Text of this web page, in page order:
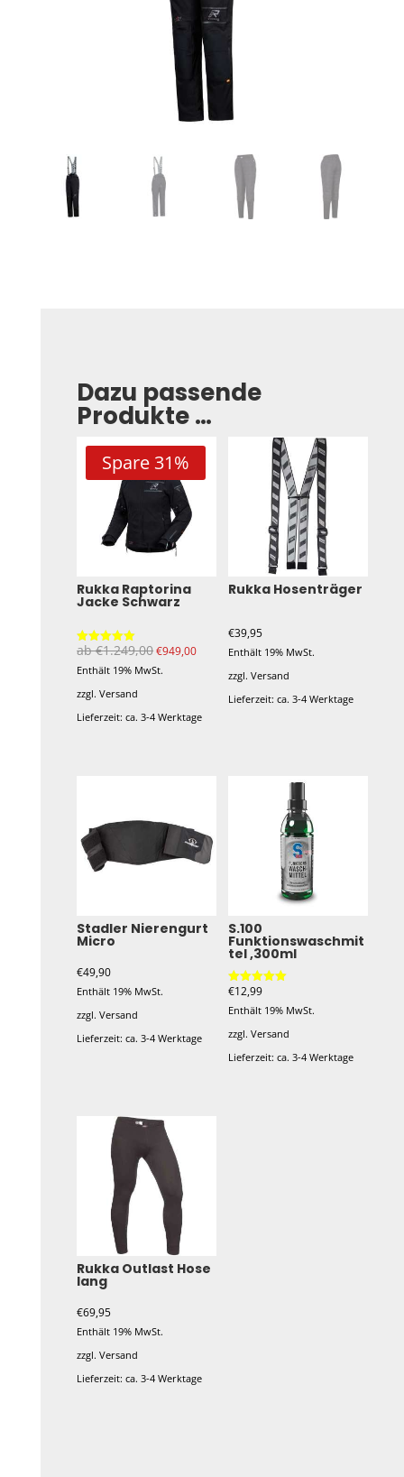
Dazu passende
Produkte …
Spare 31%
Rukka Raptorina
Jacke Schwarz
Bewertet mit
von 5
ab€1.249,00€949,00
Enthält 19% MwSt.
zzgl.Versand
Lieferzeit: ca. 3-4 Werktage
mehrere
Varianten
auf.
können
auf
der
Produktseite
gewählt
Rukka Hosenträger
€39,95
Enthält 19% MwSt.
zzgl. Versand
Lieferzeit: ca. 3-4 Werktage
Varianten
Optionen
können
auf
der
Produktseite
gewählt
werden
Stadler Nierengurt
Micro
€49,90
Enthält 19% MwSt.
zzgl.Versand
Lieferzeit: ca. 3-4 Werktage
mehrere
Varianten
Optionen
können
auf
der
Produktseite
gewählt
werden
S.100
Funktionswaschmit
tel ,300ml
Bewertet mit
von 5
€12,99
Enthält 19% MwSt.
zzgl. Versand
Lieferzeit: ca. 3-4 Werktage
Rukka Outlast Hose
lang
€69,95
Enthält 19% MwSt.
zzgl.Versand
Lieferzeit: ca. 3-4 Werktage